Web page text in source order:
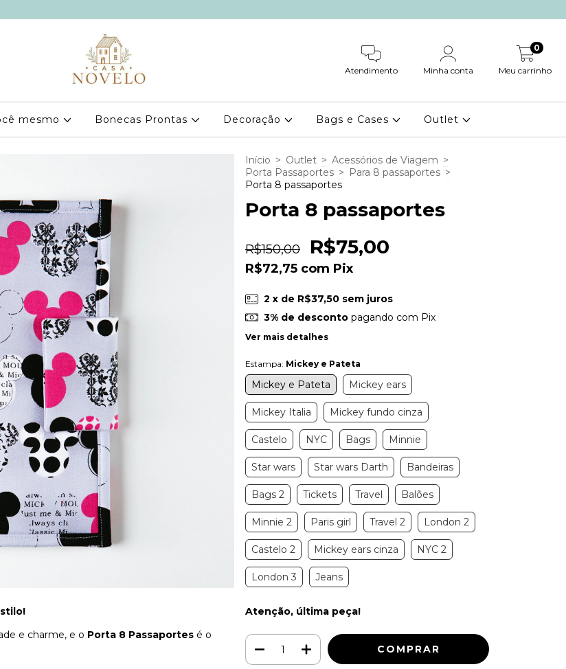
Atendimento Minha conta Meu carrinho
0
mesmo Bonecas Prontas Decoração Bags e Cases Outlet
e charme, e o Porta 8 Passaportes é o
Início > Outlet > Acessórios de Viagem >
Porta Passaportes > Para 8 passaportes >
Porta 8 passaportes
Porta 8 passaportes
R$150,00 R$75,00
R$72,75 com Pix
2 x de R$37,50 sem juros
3% de descontopagando com Pix
Ver mais detalhes
Estampa: Mickey e Pateta
Mickey e Pateta Mickey ears
Mickey Italia Mickey fundo cinza
Castelo NYC Bags Minnie
Star wars Star wars Darth Bandeiras
Bags 2 Tickets Travel Balões
Minnie 2 Paris girl Travel 2 London 2
Castelo 2 Mickey ears cinza NYC 2
London 3 Jeans
Atenção, última peça!